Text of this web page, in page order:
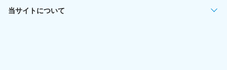
当サイトについて